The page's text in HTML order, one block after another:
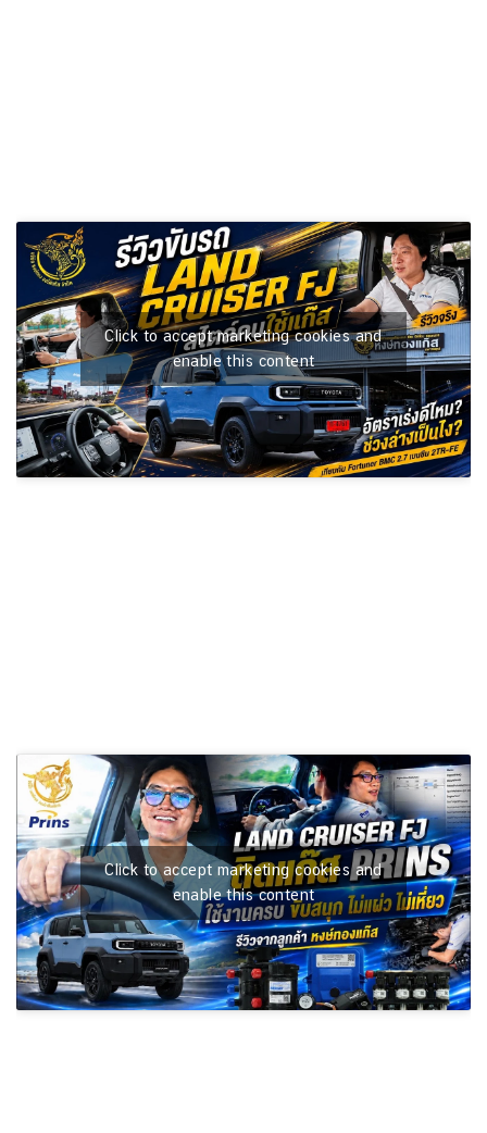
Click to accept marketing cookies and
enable this content
Click to accept marketing cookies and
enable this content